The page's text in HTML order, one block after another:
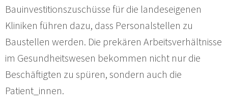
Bauinvestitionszuschüsse für die landeseigenen
Kliniken führen dazu, dass Personalstellen zu
Baustellen werden. Die prekären Arbeitsverhältnisse
im Gesundheitswesen bekommen nicht nur die
Beschäftigten zu spüren, sondern auch die
Patient_innen.